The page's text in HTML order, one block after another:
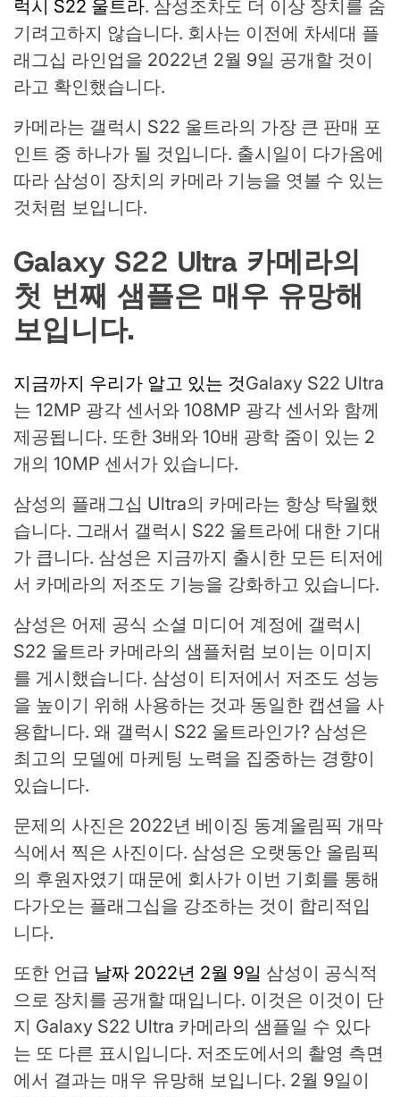
럭시 S22 울트라. 삼성조차도 더 이상 장치를 숨
기려고하지 않습니다. 회사는 이전에 차세대 플
래그십 라인업을 2022년 2월 9일 공개할 것이
라고 확인했습니다.
카메라는 갤럭시 S22 울트라의 가장 큰 판매 포
인트 중 하나가 될 것입니다. 출시일이 다가옴에
따라 삼성이 장치의 카메라 기능을 엿볼 수 있는
것처럼 보입니다.
Galaxy S22 Ultra 카메라의
첫 번째 샘플은 매우 유망해
보입니다.
지금까지 우리가 알고 있는 것Galaxy S22 Ultra
는 12MP 광각 센서와 108MP 광각 센서와 함께
제공됩니다. 또한 3배와 10배 광학 줌이 있는 2
개의 10MP 센서가 있습니다.
삼성의 플래그십 Ultra의 카메라는 항상 탁월했
습니다. 그래서 갤럭시 S22 울트라에 대한 기대
가 큽니다. 삼성은 지금까지 출시한 모든 티저에
서 카메라의 저조도 기능을 강화하고 있습니다.
삼성은 어제 공식 소셜 미디어 계정에 갤럭시
S22 울트라 카메라의 샘플처럼 보이는 이미지
를 게시했습니다. 삼성이 티저에서 저조도 성능
을 높이기 위해 사용하는 것과 동일한 캡션을 사
용합니다. 왜 갤럭시 S22 울트라인가? 삼성은
최고의 모델에 마케팅 노력을 집중하는 경향이
있습니다.
문제의 사진은 2022년 베이징 동계올림픽 개막
식에서 찍은 사진이다. 삼성은 오랫동안 올림픽
의 후원자였기 때문에 회사가 이번 기회를 통해
다가오는 플래그십을 강조하는 것이 합리적입
니다.
또한 언급 날짜 2022년 2월 9일 삼성이 공식적
으로 장치를 공개할 때입니다. 이것은 이것이 단
지 Galaxy S22 Ultra 카메라의 샘플일 수 있다
는 또 다른 표시입니다. 저조도에서의 촬영 측면
에서 결과는 매우 유망해 보입니다. 2월 9일이